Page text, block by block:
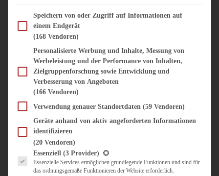
SALATE & SNACKS
SUPPENKASPEREIEN
VORSPEISEN
SÜSS & HERZHAFT
BROTAUFSTRICH
DIPS, SAUCEN, CHUTNEYS
KÜCHENGESCHENKE
UNTERWEGS
Im Folgenden finden Sie eine Liste der Zwecke des IAB Transparency and Consent
Speichern von oder Zugriff auf Informationen auf
einem Endgerät
(168 Vendoren)
Personalisierte Werbung und Inhalte, Messung von
Werbeleistung und der Performance von Inhalten,
Zielgruppenforschung sowie Entwicklung und
Verbesserung von Angeboten
(166 Vendoren)
Verwendung genauer Standortdaten (59 Vendoren)
Geräte anhand von aktiv angeforderten Informationen
identifizieren
(20 Vendoren)
Es folgt eine Liste der Service-Gruppen, für die eine Einwilligung erteilt werden
Essenziell (3 Provider)
Essenzielle Services ermöglichen grundlegende Funktionen und sind für
das ordnungsgemäße Funktionieren der Website erforderlich.